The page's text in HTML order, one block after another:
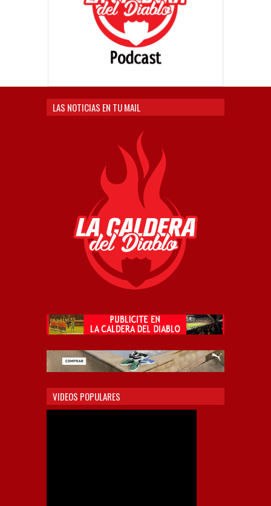
LAS NOTICIAS EN TU MAIL
VIDEOS POPULARES